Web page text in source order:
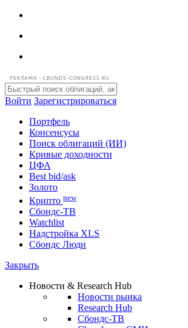
РЕКЛАМА • CBONDS-CONGRESS.RU
Войти Зарегистрироваться
Портфель
Консенсусы
Поиск облигаций (ИИ)
Кривые доходности
ЦФА
Best bid/ask
Золото
Криптоnew
Сбондс-ТВ
Надстройка XLS
Сбондс Люди
Новости & Research Hub